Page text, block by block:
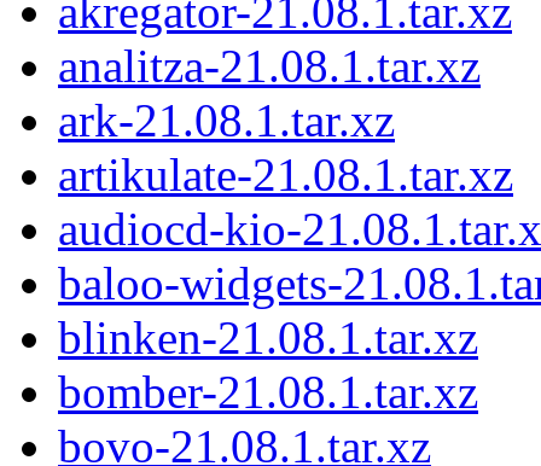
akregator-21.08.1.tar.xz
analitza-21.08.1.tar.xz
ark-21.08.1.tar.xz
artikulate-21.08.1.tar.xz
audiocd-kio-
baloo-widgets-
blinken-21.08.1.tar.xz
bomber-21.08.1.tar.xz
bovo-21.08.1.tar.xz